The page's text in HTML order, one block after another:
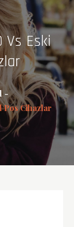
Eski
Pos Cihazlar